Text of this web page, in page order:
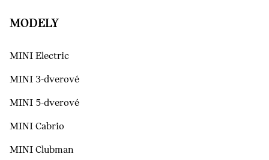
MODELY
MINI Electric
MINI 3-dverové
MINI 5-dverové
MINI Cabrio
MINI Clubman